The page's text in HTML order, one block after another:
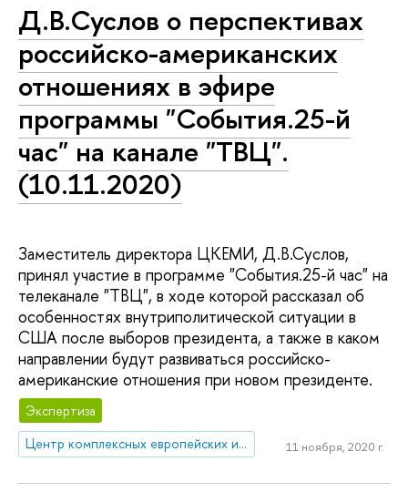
Д.В.Суслов о перспективах
российско-американских
отношениях в эфире
программы "События.25-й
час" на канале "ТВЦ".
(10.11.2020)
Заместитель директора ЦКЕМИ, Д.В.Суслов,
принял участие в программе "События.25-й час" на
телеканале "ТВЦ", в ходе которой рассказал об
особенностях внутриполитической ситуации в
США после выборов президента, а также в каком
направлении будут развиваться российско-
американские отношения при новом президенте.
Экспертиза
Центр комплексных европейских и международных исследований (ЦКЕМИ)
11 ноября, 2020 г.